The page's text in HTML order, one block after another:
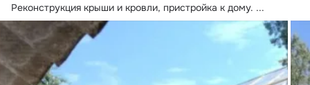
Реконструкция крыши и кровли, пристройка к дому. ...